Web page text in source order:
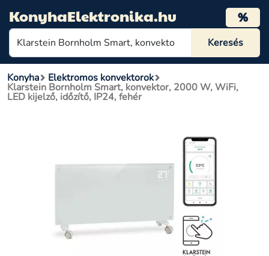
KonyhaElektronika.hu %
Konyha Elektromos konvektorok
Klarstein Bornholm Smart, konvektor, 2000 W, WiFi,
LED kijelző, időzítő, IP24, fehér